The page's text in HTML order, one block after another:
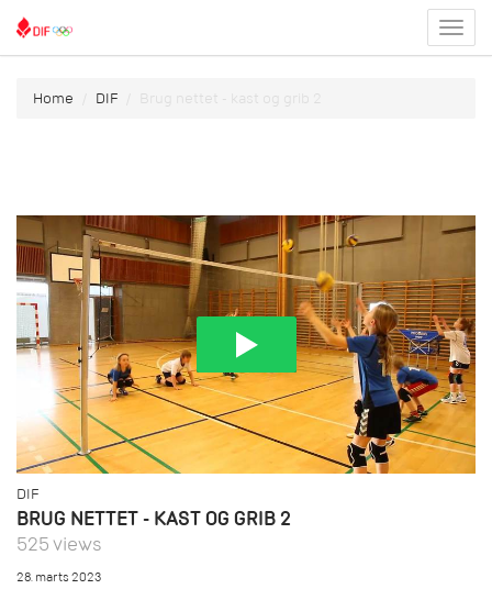
menu
Home DIF Brug nettet - kast og grib 2
DIF
BRUG NETTET - KAST OG GRIB 2
525 views
28. marts 2023